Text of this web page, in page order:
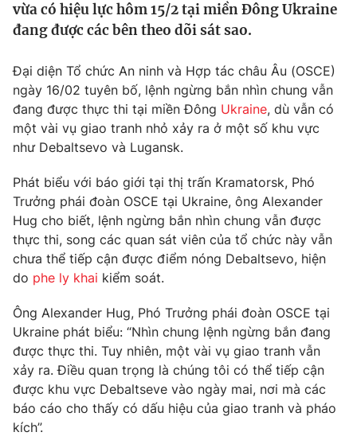
Thế giới
Thế giới đó đây
Câu chuyện quốc tế
Kinh tế
Tài chính
Thị trường
Dữ liệu và đời sống
Phim VTV
Hậu trường
Nhân vật
Giải sao mai
Giải trí
Điện ảnh
Âm nhạc
Sao
Đời sống
Du lịch
Làm đẹp
Chất lượng cuộc sống
Giáo dục
Tuyển sinh
Học trực tuyến
Công nghệ
Hitech Công nghệ tương lai
Sản phẩm
Giao lưu trực tuyến
vừa có hiệu lực hôm 15/2 tại miền Đông Ukraine
đang được các bên theo dõi sát sao.
Đại diện Tổ chức An ninh và Hợp tác châu Âu (OSCE)
ngày 16/02 tuyên bố, lệnh ngừng bắn nhìn chung vẫn
đang được thực thi tại miền Đông Ukraine, dù vẫn có
một vài vụ giao tranh nhỏ xảy ra ở một số khu vực
như Debaltsevo và Lugansk.
Phát biểu với báo giới tại thị trấn Kramatorsk, Phó
Trưởng phái đoàn OSCE tại Ukraine, ông Alexander
Hug cho biết, lệnh ngừng bắn nhìn chung vẫn được
thực thi, song các quan sát viên của tổ chức này vẫn
chưa thể tiếp cận được điểm nóng Debaltsevo, hiện
do phe ly khai kiểm soát.
Ông Alexander Hug, Phó Trưởng phái đoàn OSCE tại
Ukraine phát biểu: “Nhìn chung lệnh ngừng bắn đang
được thực thi. Tuy nhiên, một vài vụ giao tranh vẫn
xảy ra. Điều quan trọng là chúng tôi có thể tiếp cận
được khu vực Debaltseve vào ngày mai, nơi mà các
báo cáo cho thấy có dấu hiệu của giao tranh và pháo
kích”.